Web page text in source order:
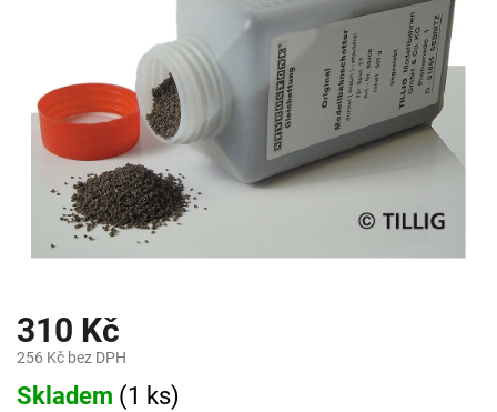
310 Kč
256 Kč bez DPH
Měrná
cena:
Skladem (1 ks)